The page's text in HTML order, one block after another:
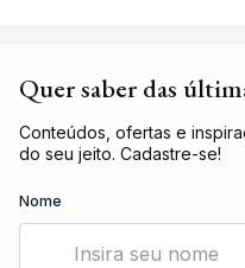
Quer saber das
Conteúdos, ofertas e
do seu jeito. Cadastre-se!
Nome